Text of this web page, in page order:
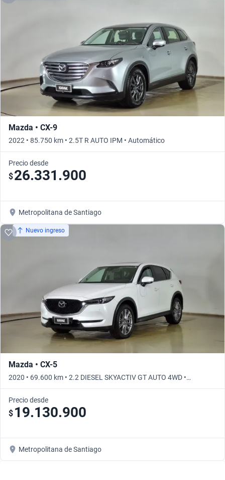
Mazda • CX-9
2022 • 85.750 km • 2.5T R AUTO IPM • Automático
Precio desde
$26.331.900
Metropolitana de Santiago
Nuevo ingreso
Mazda • CX-5
2020 • 69.600 km • 2.2 DIESEL SKYACTIV GT AUTO 4WD •
Automático
Precio desde
$ 19.130.900
Metropolitana de Santiago